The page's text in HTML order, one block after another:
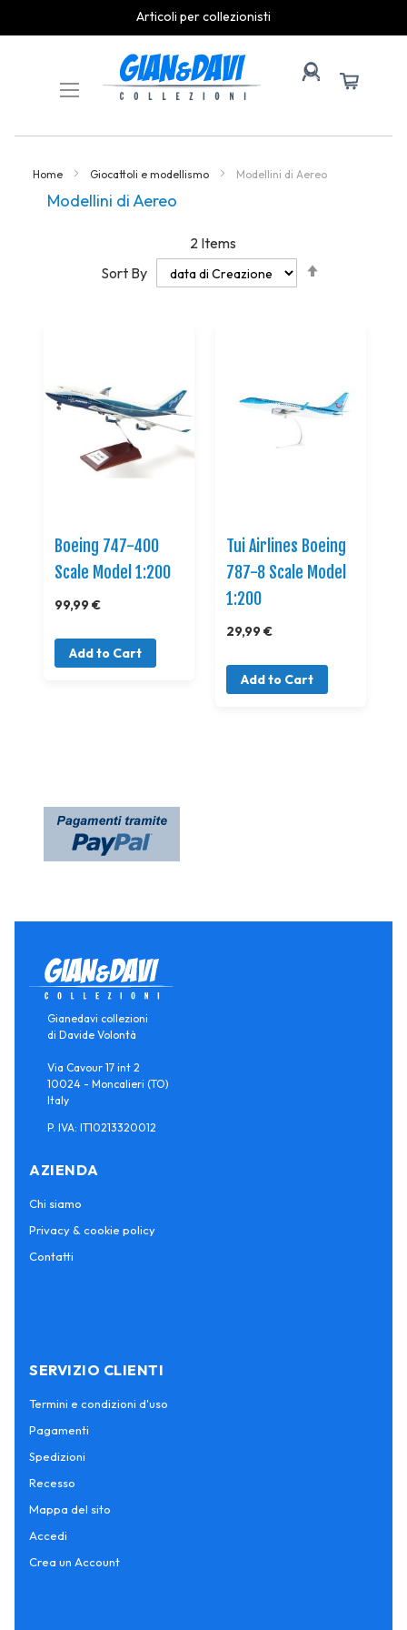
Articoli per collezionisti
Content
Home Giocattoli e modellismo Modellini di Aereo
Modellini di Aereo
2Items
Sort By
Boeing 747-400
Scale Model 1:200
99,99 €
Add to Cart
Tui Airlines Boeing
787-8 Scale Model
1:200
29,99 €
Add to Cart
Gianedavi collezioni
di Davide Volontà
Via Cavour 17 int 2
10024 - Moncalieri (TO)
Italy
P. IVA: IT10213320012
AZIENDA
Chi siamo
Privacy & cookie policy
Contatti
SERVIZIO CLIENTI
Termini e condizioni d'uso
Pagamenti
Spedizioni
Recesso
Mappa del sito
Accedi
Crea un Account